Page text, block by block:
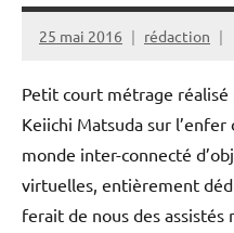
25 mai 2016 rédaction
Petit court métrage
Keiichi Matsuda sur l’enfer
monde inter-connecté
virtuelles, entièrement
ferait de nous des